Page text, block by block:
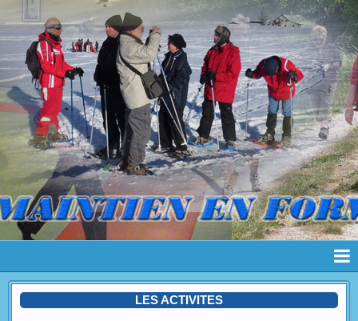
Page d'accueil
LES ACTIVITES